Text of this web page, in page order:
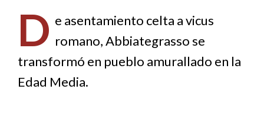
enlaces
de
ayuda
a
D e asentamiento celta a vicus
romano, Abbiategrasso se
transformó en pueblo amurallado en la
Edad Media.